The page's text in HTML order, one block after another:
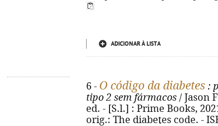
ADICIONAR À LISTA
6 - O código da diabetes :
tipo 2 sem fármacos / Jason
ed. - [S.l.] : Prime Books,
orig.: The diabetes code. -